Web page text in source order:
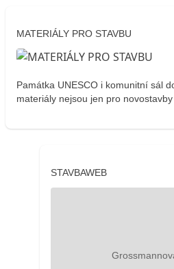
MATERIÁLY PRO STAVBU
Památka UNESCO i komunitní sál
materiály nejsou jen pro novostavby
STAVBAWEB